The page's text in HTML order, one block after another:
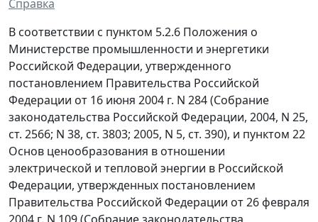
Справка
В соответствии с пунктом 5.2.6 Положения о
Министерстве промышленности и энергетики
Российской Федерации, утвержденного
постановлением Правительства Российской
Федерации от 16 июня 2004 г. N 284 (Собрание
законодательства Российской Федерации, 2004, N 25,
ст. 2566; N 38, ст. 3803; 2005, N 5, ст. 390), и пунктом 22
Основ ценообразования в отношении
электрической и тепловой энергии в Российской
Федерации, утвержденных постановлением
Правительства Российской Федерации от 26 февраля